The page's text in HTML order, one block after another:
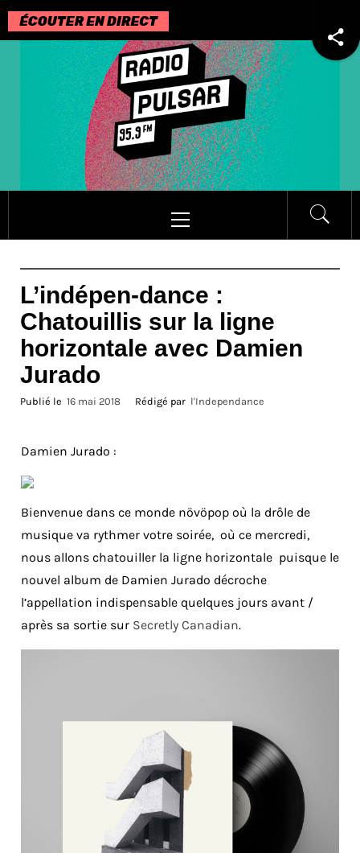
Passer
au
contenu
principal
L’indépen-dance :
Chatouillis sur la ligne
horizontale avec Damien
Jurado
Publié le 16 mai 2018 Rédigé par l'Independance
Damien Jurado :
Bienvenue dans ce monde növöpop où la drôle de
musique va rythmer votre soirée, où ce mercredi,
nous allons chatouiller la ligne horizontale puisque le
nouvel album de Damien Jurado décroche
l’appellation indispensable quelques jours avant /
après sa sortie sur Secretly Canadian.